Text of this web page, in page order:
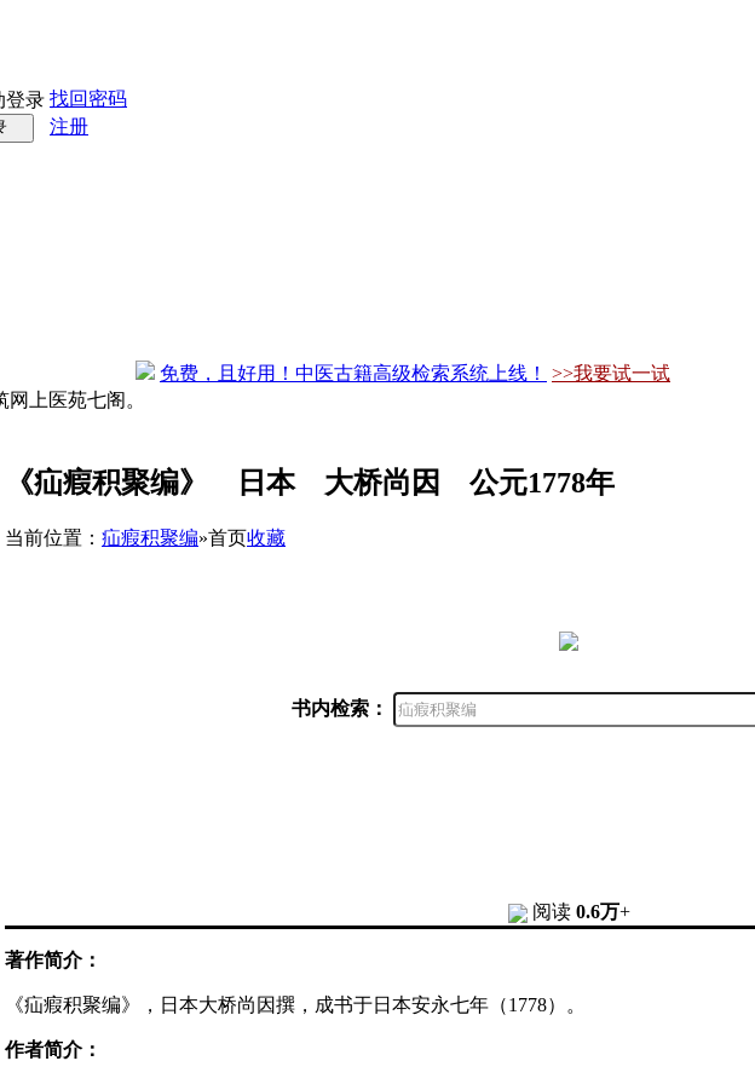
登录 找回密码
注册
免费，且好用！中医古籍高级检索系统上线！
>>我要试一试
上医苑七阁。
《疝瘕积聚编》 日本 大桥尚因 公元1778年
当前位置： 疝瘕积聚编»首页收藏
书内检索：
阅读 0.6万+
著作简介：
《疝瘕积聚编》，日本大桥尚因撰，成书于日本安永七年（1778）。
作者简介：